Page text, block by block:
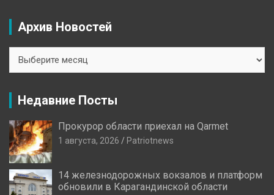
Архив Новостей
Новостей
Недавние Посты
Прокурор области приехал на Qarmet
1 августа, 2026 Patriotnews
14 железнодорожных вокзалов и платформ
обновили в Карагандинской области